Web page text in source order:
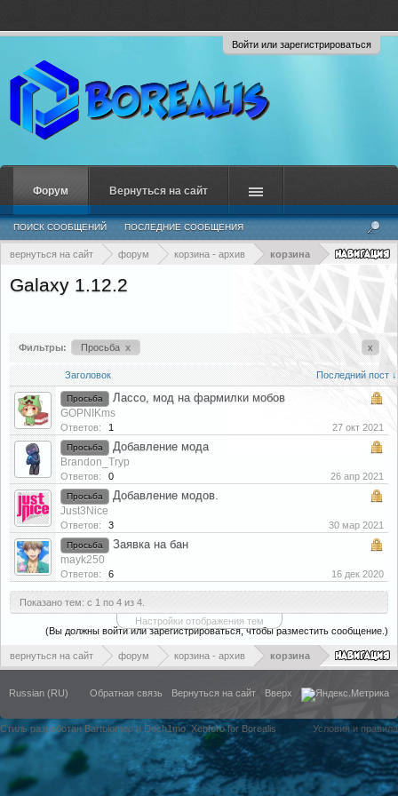
Войти или зарегистрироваться
вернуться на сайт форум корзина - архив корзина
Galaxy 1.12.2
Фильтры: Просьба x x
Заголовок Последний пост ↓
Просьба Лассо, мод на фармилки мобов
GOPNIKms
Ответов: 1 27 окт 2021
Просьба Добавление мода
Brandon_Tryp
Ответов: 0 26 апр 2021
Просьба Добавление модов.
Just3Nice
Ответов: 3 30 мар 2021
Просьба Заявка на бан
mayk250
Ответов: 6 16 дек 2020
Показано тем: с 1 по 4 из 4.
Настройки отображения тем
(Вы должны войти или зарегистрироваться, чтобы разместить сообщение.)
вернуться на сайт форум корзина - архив корзина
Форум
ПОИСК СООБЩЕНИЙ ПОСЛЕДНИЕ СООБЩЕНИЯ
Вернуться на сайт
Russian (RU) Обратная связь Вернуться на сайт Вверх
Стиль разработан Bartolomeo и Dech1moXenforo for Borealis Условия и правила